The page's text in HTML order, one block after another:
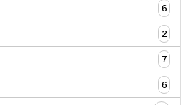
6
2
7
6